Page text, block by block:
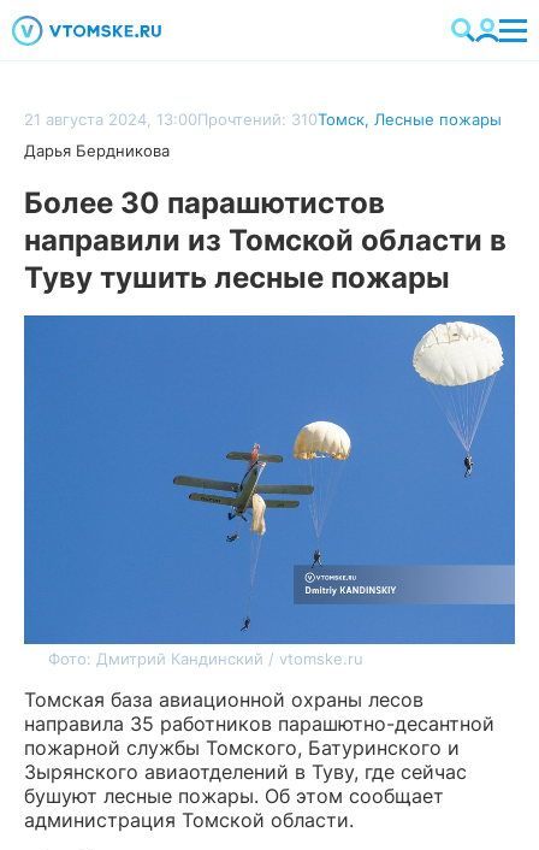
21 августа 2024, 13:00Прочтений: 310Томск, Лесные пожары
Дарья Бердникова
Более 30 парашютистов
направили из Томской области в
Туву тушить лесные пожары
Фото: Дмитрий Кандинский / vtomske.ru
Томская база авиационной охраны лесов
направила 35 работников парашютно-десантной
пожарной службы Томского, Батуринского и
Зырянского авиаотделений в Туву, где сейчас
бушуют лесные пожары. Об этом сообщает
администрация Томской области.